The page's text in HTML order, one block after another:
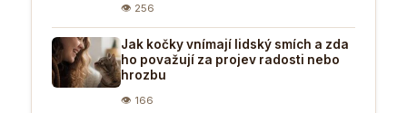
👁 256
Jak kočky vnímají lidský smích a zda
ho považují za projev radosti nebo
hrozbu
👁 166